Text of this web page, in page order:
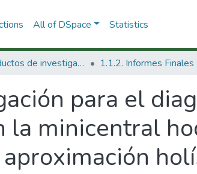
All of DSpace Statistics
1.1 Productos de investigación 1.1.2. Informes Finales
para el
la minicentral